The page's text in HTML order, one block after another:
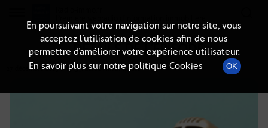
DÉTAILS DE L'ÉPISODE
27 décembre 2025à 13h59, durée : Invalid date
En poursuivant votre navigation sur notre site, vous
acceptez l’utilisation de cookies afin de nous
permettre d’améliorer votre expérience utilisateur.
En savoir plus sur notre politique Cookies
OK